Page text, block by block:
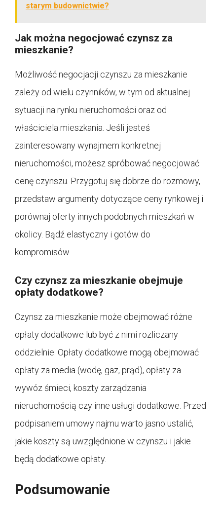
starym budownictwie?
Jak można negocjować czynsz za
mieszkanie?
Możliwość negocjacji czynszu za mieszkanie
zależy od wielu czynników, w tym od aktualnej
sytuacji na rynku nieruchomości oraz od
właściciela mieszkania. Jeśli jesteś
zainteresowany wynajmem konkretnej
nieruchomości, możesz spróbować negocjować
cenę czynszu. Przygotuj się dobrze do rozmowy,
przedstaw argumenty dotyczące ceny rynkowej i
porównaj oferty innych podobnych mieszkań w
okolicy. Bądź elastyczny i gotów do
kompromisów.
Czy czynsz za mieszkanie obejmuje
opłaty dodatkowe?
Czynsz za mieszkanie może obejmować różne
opłaty dodatkowe lub być z nimi rozliczany
oddzielnie. Opłaty dodatkowe mogą obejmować
opłaty za media (wodę, gaz, prąd), opłaty za
wywóz śmieci, koszty zarządzania
nieruchomością czy inne usługi dodatkowe. Przed
podpisaniem umowy najmu warto jasno ustalić,
jakie koszty są uwzględnione w czynszu i jakie
będą dodatkowe opłaty.
Podsumowanie